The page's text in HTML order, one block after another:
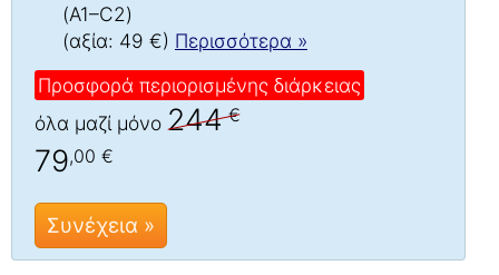
(A1–C2)
(αξία: 49 €) Περισσότερα »
Προσφορά περιορισμένης διάρκειας
όλα μαζί μόνο 244€
79,00 €
Συνέχεια »